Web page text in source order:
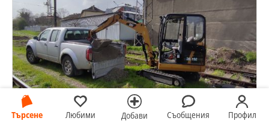
Търсене Любими Добави Съобщения Профил